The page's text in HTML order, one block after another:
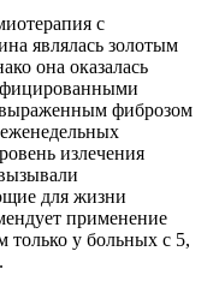
с
являлась золотым
она оказалась
выраженным фиброзом
излечения
для жизни
применение
только у больных с 5,